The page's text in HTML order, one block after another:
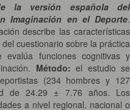
la versión española del
Imaginación en el Deporte.
describe las características
cuestionario sobre la práctica
funciones cognitivas y
Método: el estudio se
(234 hombres y 127
de 24.29 ± 7.76 años. Los
a nivel regional, nacional o